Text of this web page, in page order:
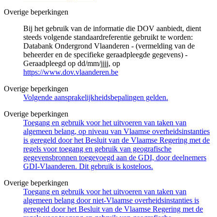
Overige beperkingen
Bij het gebruik van de informatie die DOV aanbiedt, dient
steeds volgende standaardreferentie gebruikt te worden:
Databank Ondergrond Vlaanderen - (vermelding van de
beheerder en de specifieke geraadpleegde gegevens) -
Geraadpleegd op dd/mm/jjjj, op
https://www.dov.vlaanderen.be
Overige beperkingen
Volgende aansprakelijkheidsbepalingen gelden.
Overige beperkingen
Toegang en gebruik voor het uitvoeren van taken van
algemeen belang, op niveau van Vlaamse overheidsinstanties
is geregeld door het Besluit van de Vlaamse Regering met de
regels voor toegang en gebruik van geografische
gegevensbronnen toegevoegd aan de GDI, door deelnemers
GDI-Vlaanderen. Dit gebruik is kosteloos.
Overige beperkingen
Toegang en gebruik voor het uitvoeren van taken van
algemeen belang door niet-Vlaamse overheidsinstanties is
geregeld door het Besluit van de Vlaamse Regering met de